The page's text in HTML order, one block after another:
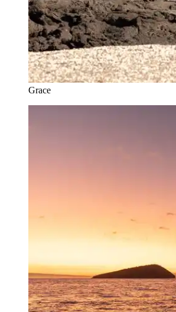
Grace